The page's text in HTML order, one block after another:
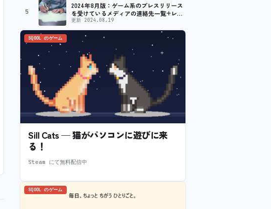
5
2024年8月版：ゲーム系のプレスリリース
を受けているメディアの連絡先一覧+レビ
ュー依頼先一覧
更新 2024.08.19
SQOOL のゲーム
Sill Cats — 猫がパソコンに遊びに来
る！
Steam にて無料配信中
SQOOL のゲーム